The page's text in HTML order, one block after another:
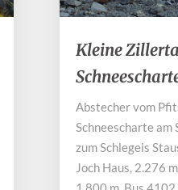
Kleine
Zillertalrunde:
Schneescharte
Gletscher
Kleine
Abstecher vom
Schneescharte am
zum Schlegeis
Joch Haus, 2.276